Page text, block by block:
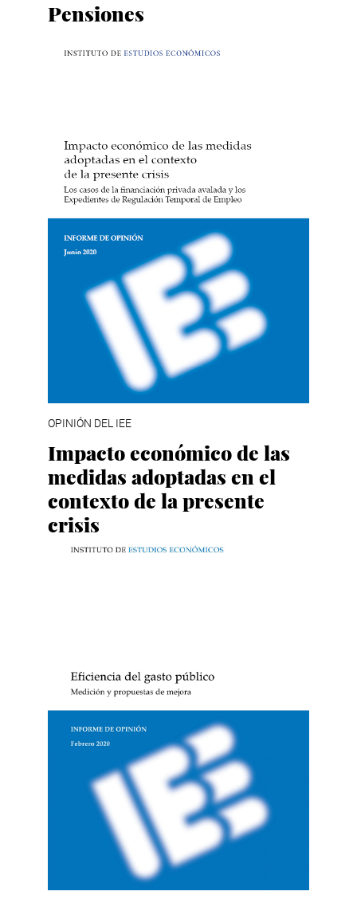
Pensiones
OPINIÓN DEL IEE
Impacto económico de las
medidas adoptadas en el
contexto de la presente
crisis